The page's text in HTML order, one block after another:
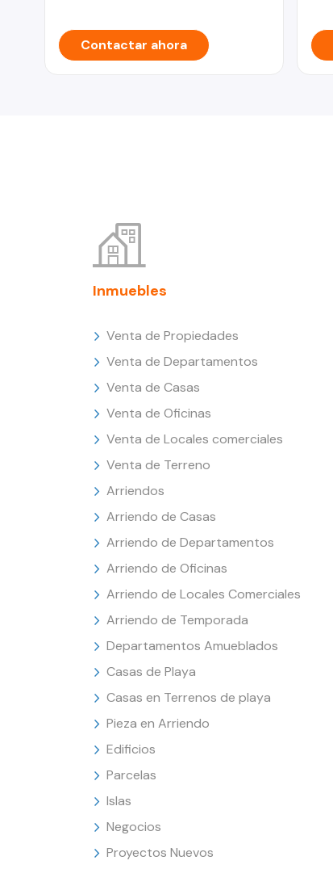
Contactar ahora
Inmuebles
Venta de Propiedades
Venta de Departamentos
Venta de Casas
Venta de Oficinas
Venta de Locales comerciales
Venta de Terreno
Arriendos
Arriendo de Casas
Arriendo de Departamentos
Arriendo de Oficinas
Arriendo de Locales Comerciales
Arriendo de Temporada
Departamentos Amueblados
Casas de Playa
Casas en Terrenos de playa
Pieza en Arriendo
Edificios
Parcelas
Islas
Negocios
Proyectos Nuevos